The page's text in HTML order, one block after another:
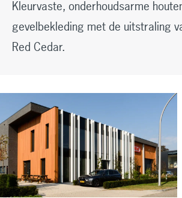
Kleurvaste, onderhoudsarme
gevelbekleding met de uitstraling
Red Cedar.